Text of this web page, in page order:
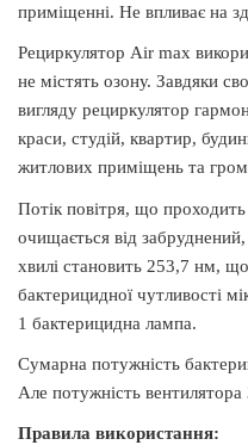
приміщенні. Не впливає на
Рециркулятор Air max
не містять озону. Завдяки
вигляду рециркулятор
краси, студій, квартир,
житлових приміщень та
Потік повітря, що
очищається від
хвилі становить 253,7 нм,
бактерицидної чутливості
1 бактерицидна лампа.
Сумарна потужність
Але потужність вентилятора
Правила використання: